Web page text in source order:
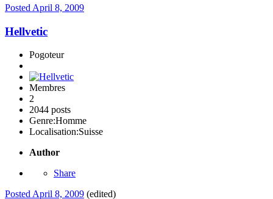
Posted April 8, 2009
Hellvetic
Pogoteur
Membres
2
2044 posts
Genre:Homme
Localisation:Suisse
Author
Share
Posted April 8, 2009 (edited)